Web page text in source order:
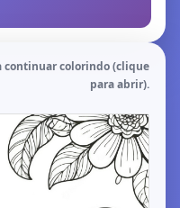
continuar colorindo (clique
para abrir).